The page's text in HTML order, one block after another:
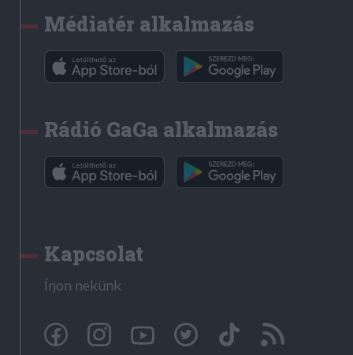
Médiatér alkalmazás
Rádió GaGa alkalmazás
Kapcsolat
Írjon nekünk